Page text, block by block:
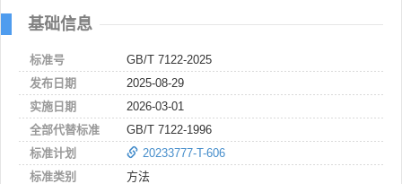
基础信息
标准号
GB/T 7122-2025
发布日期
2025-08-29
实施日期
2026-03-01
全部代替标准
GB/T 7122-1996
标准计划
20233777-T-606
标准类别
方法